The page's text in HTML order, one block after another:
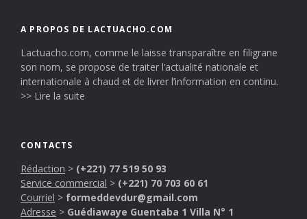
A PROPOS DE LACTUACHO.COM
Lactuacho.com, comme le laisse transparaître en filigrane
son nom, se propose de traiter l’actualité nationale et
internationale à chaud et de livrer l’information en continu.
>> Lire la suite
CONTACTS
Rédaction > (+221) 77 519 50 93
Service commercial > (+221) 70 703 60 61
Courriel > formeddevdur@gmail.com
Adresse > Guédiawaye Guentaba 1 Villa N° 1